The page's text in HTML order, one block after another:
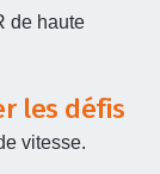
de haute
les défis
vitesse.